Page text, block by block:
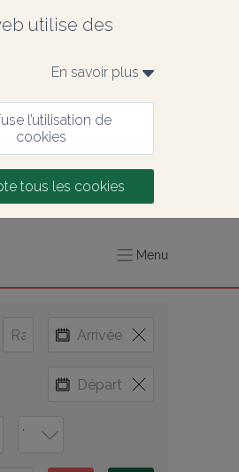
utilise des
En savoir plus
l’utilisation de
cookies
tous les cookies
Menu